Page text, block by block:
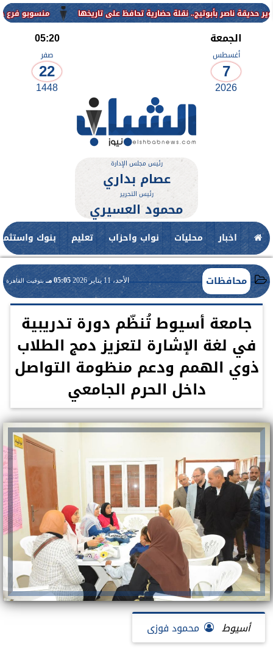
منسوبو فرع جامعة
الجمعة
أغسطس
7
2026
05:20
صفر
22
1448
رئيس مجلس الإدارة
عصام بداري
رئيس التحرير
محمود العسيري
اخبار محليات نواب واحزاب تعليم بنوك
محافظات الأحد، 11 يناير 2026 05:05 مـ بتوقيت القاهرة
جامعة أسيوط تُنظّم دورة تدريبية
في لغة الإشارة لتعزيز دمج الطلاب
ذوي الهمم ودعم منظومة التواصل
داخل الحرم الجامعي
أسيوط محمود فوزى